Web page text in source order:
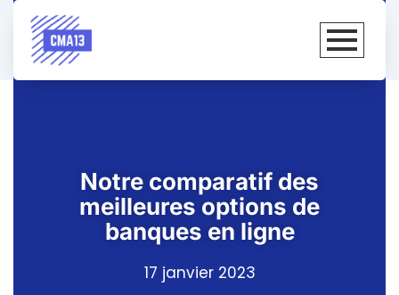
Notre comparatif des
meilleures options de
banques en ligne
17 janvier 2023